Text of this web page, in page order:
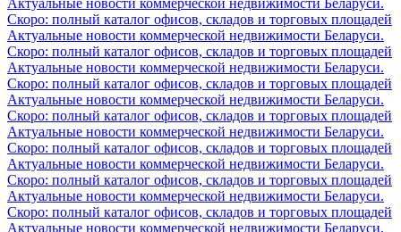
Скоро: полный каталог офисов, складов и торговых площадей
Актуальные новости коммерческой недвижимости Беларуси.
Скоро: полный каталог офисов, складов и торговых площадей
Актуальные новости коммерческой недвижимости Беларуси.
Скоро: полный каталог офисов, складов и торговых площадей
Актуальные новости коммерческой недвижимости Беларуси.
Скоро: полный каталог офисов, складов и торговых площадей
Актуальные новости коммерческой недвижимости Беларуси.
Скоро: полный каталог офисов, складов и торговых площадей
Актуальные новости коммерческой недвижимости Беларуси.
Скоро: полный каталог офисов, складов и торговых площадей
Актуальные новости коммерческой недвижимости Беларуси.
Скоро: полный каталог офисов, складов и торговых площадей
Актуальные новости коммерческой недвижимости Беларуси.